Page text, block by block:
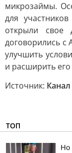
микрозаймы.
для
открыли свое
договорились с
улучшить
и расширить
Источник:
ТОП
Но